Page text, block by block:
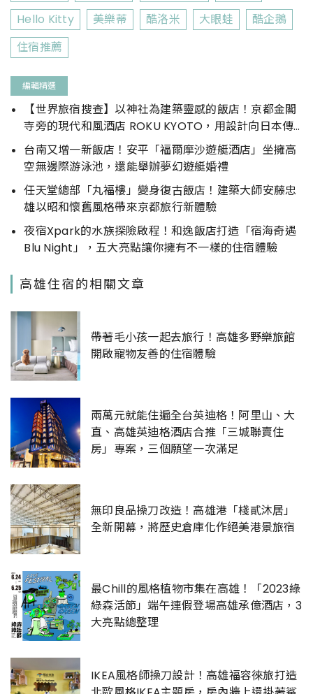
Hello Kitty
美樂蒂 酷洛米 大眼蛙
酷企鵝
住宿推薦
編輯精選
【世界旅宿搜查】以神社為建築靈感的飯店！京都金閣
寺旁的現代和風酒店 ROKU KYOTO，用設計向日本傳
統文化致敬
台南又增一新飯店！安平「福爾摩沙遊艇酒店」坐擁高
空無邊際游泳池，還能舉辦夢幻遊艇婚禮
任天堂總部「丸福樓」變身復古飯店！建築大師安藤忠
雄以昭和懷舊風格帶來京都旅行新體驗
夜宿Xpark的水族探險啟程！和逸飯店打造「宿海奇遇
Blu Night」，五大亮點讓你擁有不一樣的住宿體驗
高雄住宿的相關文章
帶著毛小孩一起去旅行！高雄多野樂旅館
開啟寵物友善的住宿體驗
兩萬元就能住遍全台英迪格！阿里山、大
直、高雄英迪格酒店合推「三城聯賣住
房」專案，三個願望一次滿足
無印良品操刀改造！高雄港「棧貳沐居」
全新開幕，將歷史倉庫化作絕美港景旅宿
最Chill的風格植物市集在高雄！「2023綠
綠森活節」端午連假登場高雄承億酒店，3
大亮點總整理
IKEA風格師操刀設計！高雄福容徠旅打造